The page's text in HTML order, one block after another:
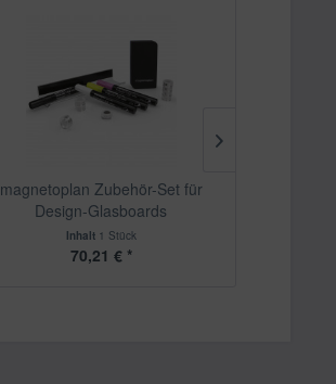
magnetoplan Zubehör-Set für
Design-Glasboards
Inhalt 1 Stück
70,21 € *